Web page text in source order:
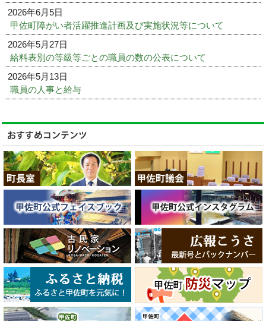
2026年6月5日
甲佐町障がい者活躍推進計画及び実施状況等について
2026年5月27日
給料表別の等級等ごとの職員の数の公表について
2026年5月13日
職員の人事と給与